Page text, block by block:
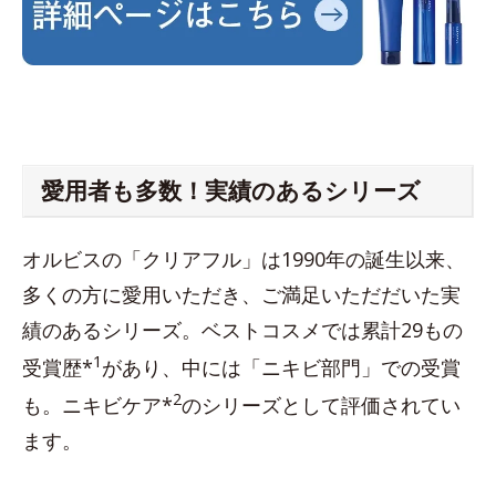
愛用者も多数！実績のあるシリーズ
オルビスの「クリアフル」は1990年の誕生以来、
多くの方に愛用いただき、ご満足いただだいた実
績のあるシリーズ。ベストコスメでは累計29もの
受賞歴*1 があり、中には「ニキビ部門」での受賞
も。ニキビケア*2のシリーズとして評価されてい
ます。